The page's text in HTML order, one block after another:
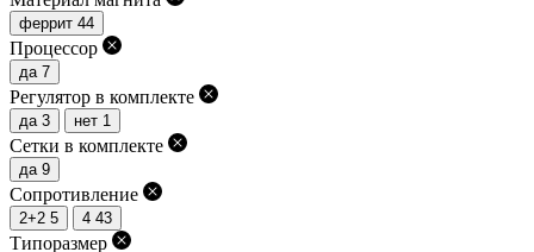
феррит 44
Процессор
да 7
Регулятор в комплекте
да 3 нет 1
Сетки в комплекте
да 9
Сопротивление
2+2 5 4 43
Типоразмер